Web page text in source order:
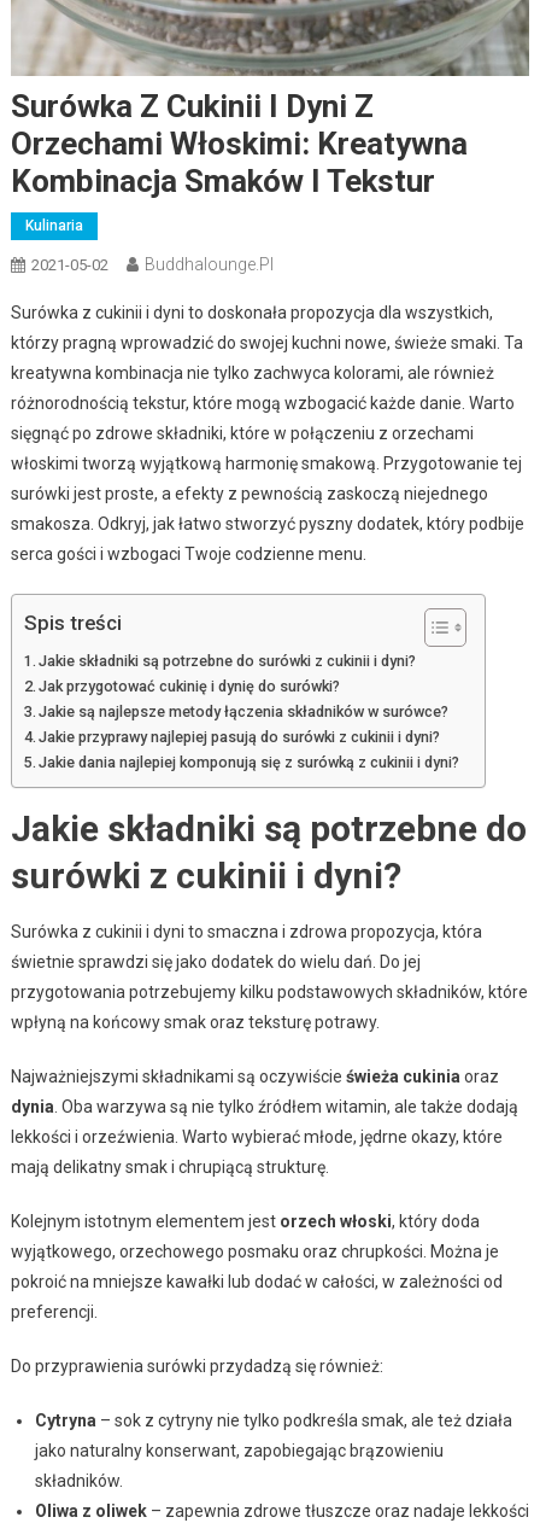
Surówka Z Cukinii I Dyni Z
Orzechami Włoskimi: Kreatywna
Kombinacja Smaków I Tekstur
Kulinaria
2021-05-02 Buddhalounge.pl
Surówka z cukinii i dyni to doskonała propozycja dla wszystkich,
którzy pragną wprowadzić do swojej kuchni nowe, świeże smaki. Ta
kreatywna kombinacja nie tylko zachwyca kolorami, ale również
różnorodnością tekstur, które mogą wzbogacić każde danie. Warto
sięgnąć po zdrowe składniki, które w połączeniu z orzechami
włoskimi tworzą wyjątkową harmonię smakową. Przygotowanie tej
surówki jest proste, a efekty z pewnością zaskoczą niejednego
smakosza. Odkryj, jak łatwo stworzyć pyszny dodatek, który podbije
serca gości i wzbogaci Twoje codzienne menu.
Spis treści
Jakie składniki są potrzebne do surówki z cukinii i dyni?
Jak przygotować cukinię i dynię do surówki?
Jakie są najlepsze metody łączenia składników w surówce?
Jakie przyprawy najlepiej pasują do surówki z cukinii i dyni?
Jakie dania najlepiej komponują się z surówką z cukinii i dyni?
Jakie składniki są potrzebne do
surówki z cukinii i dyni?
Surówka z cukinii i dyni to smaczna i zdrowa propozycja, która
świetnie sprawdzi się jako dodatek do wielu dań. Do jej
przygotowania potrzebujemy kilku podstawowych składników, które
wpłyną na końcowy smak oraz teksturę potrawy.
Najważniejszymi składnikami są oczywiście świeża cukinia oraz
dynia . Oba warzywa są nie tylko źródłem witamin, ale także dodają
lekkości i orzeźwienia. Warto wybierać młode, jędrne okazy, które
mają delikatny smak i chrupiącą strukturę.
Kolejnym istotnym elementem jest orzech włoski, który doda
wyjątkowego, orzechowego posmaku oraz chrupkości. Można je
pokroić na mniejsze kawałki lub dodać w całości, w zależności od
preferencji.
Do przyprawienia surówki przydadzą się również:
Cytryna – sok z cytryny nie tylko podkreśla smak, ale też działa
jako naturalny konserwant, zapobiegając brązowieniu
składników.
Oliwa z oliwek– zapewnia zdrowe tłuszcze oraz nadaje lekkości